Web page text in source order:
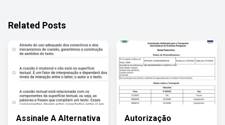
Related Posts
Assinale A Alternativa
Autorização